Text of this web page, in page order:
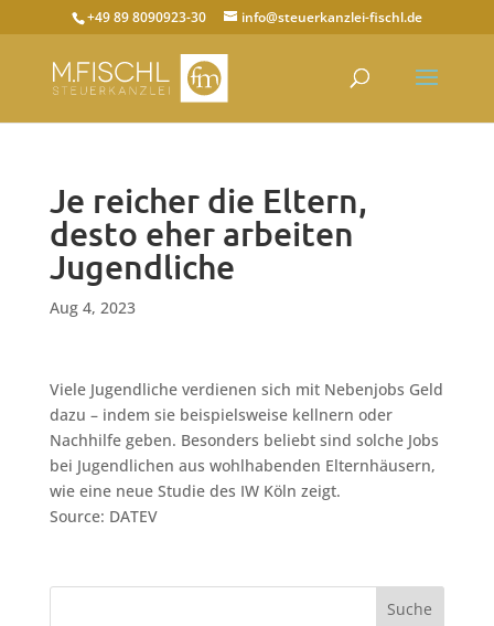
+49 89 8090923-30 info@steuerkanzlei-fischl.de
Je reicher die Eltern,
desto eher arbeiten
Jugendliche
Aug 4, 2023
Viele Jugendliche verdienen sich mit Nebenjobs Geld
dazu – indem sie beispielsweise kellnern oder
Nachhilfe geben. Besonders beliebt sind solche Jobs
bei Jugendlichen aus wohlhabenden Elternhäusern,
wie eine neue Studie des IW Köln zeigt.
Source: DATEV